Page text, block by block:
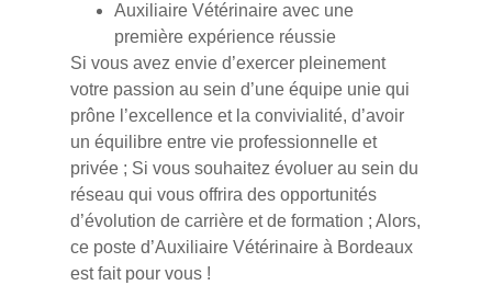
Auxiliaire Vétérinaire avec une
première expérience réussie
Si vous avez envie d’exercer pleinement
votre passion au sein d’une équipe unie qui
prône l’excellence et la convivialité, d’avoir
un équilibre entre vie professionnelle et
privée ; Si vous souhaitez évoluer au sein du
réseau qui vous offrira des opportunités
d’évolution de carrière et de formation ; Alors,
ce poste d’Auxiliaire Vétérinaire à Bordeaux
est fait pour vous !